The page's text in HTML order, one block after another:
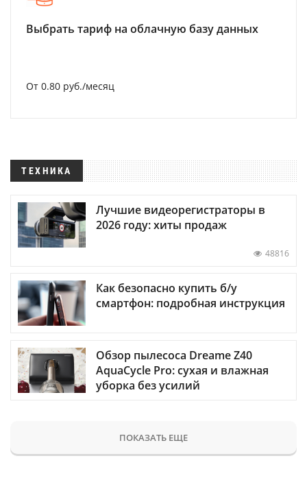
Выбрать тариф на облачную базу данных
От 0.80 руб./месяц
ТЕХНИКА
Лучшие видеорегистраторы в
2026 году: хиты продаж
48816
Как безопасно купить б/у
смартфон: подробная инструкция
Обзор пылесоса Dreame Z40
AquaCycle Pro: сухая и влажная
уборка без усилий
ПОКАЗАТЬ ЕЩЕ